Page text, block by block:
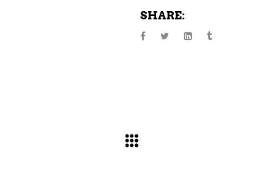
SHARE: